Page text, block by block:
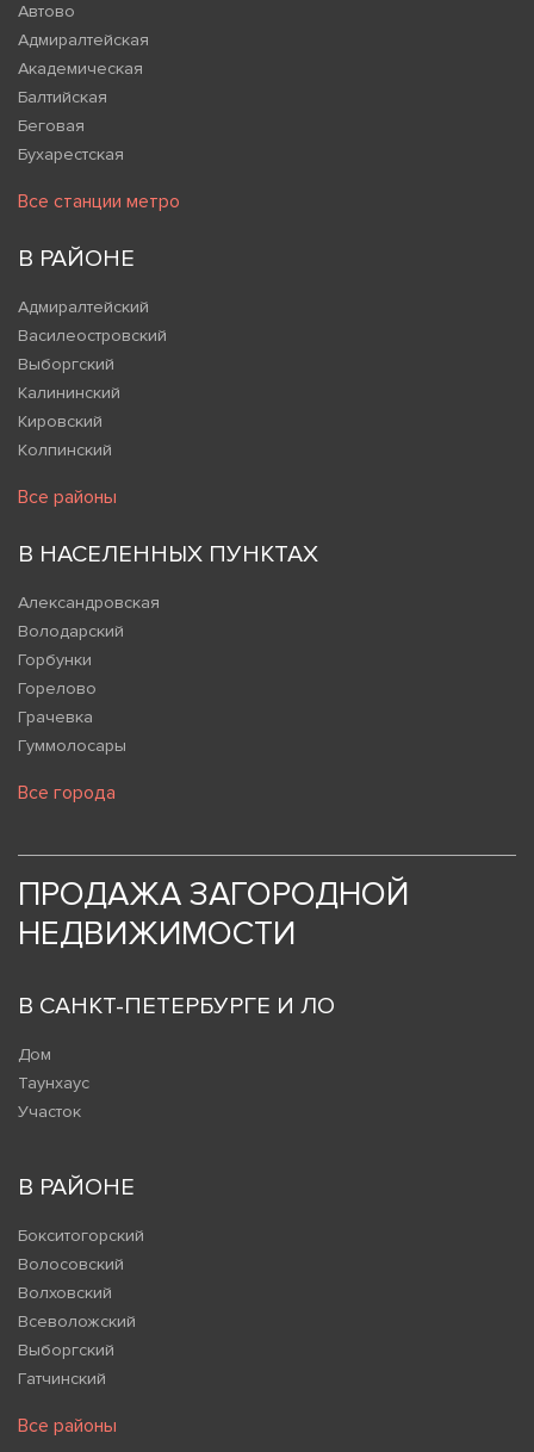
Автово
Адмиралтейская
Академическая
Балтийская
Беговая
Бухарестская
Все станции метро
В РАЙОНЕ
Адмиралтейский
Василеостровский
Выборгский
Калининский
Кировский
Колпинский
Все районы
В НАСЕЛЕННЫХ ПУНКТАХ
Александровская
Володарский
Горбунки
Горелово
Грачевка
Гуммолосары
Все города
ПРОДАЖА ЗАГОРОДНОЙ
НЕДВИЖИМОСТИ
В САНКТ-ПЕТЕРБУРГЕ И ЛО
Дом
Таунхаус
Участок
В РАЙОНЕ
Бокситогорский
Волосовский
Волховский
Всеволожский
Выборгский
Гатчинский
Все районы